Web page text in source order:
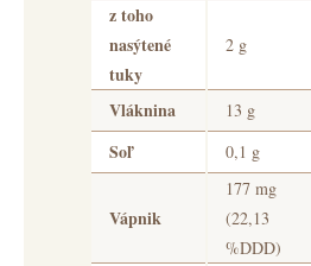
z toho
nasýtené
tuky
2 g
Vláknina 13 g
Soľ 0,1 g
Vápnik
177 mg
(22,13
%DDD)